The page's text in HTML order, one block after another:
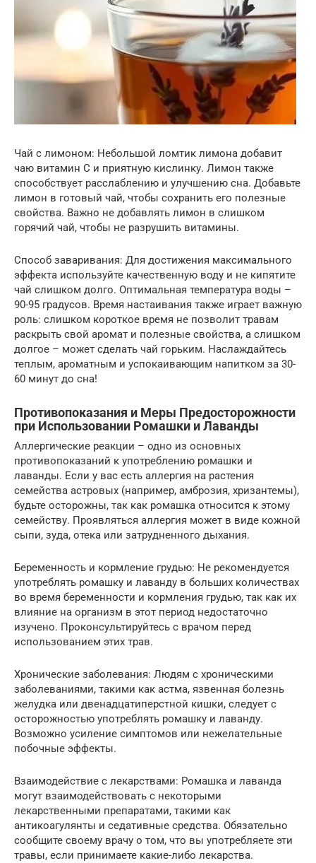
Чай с лимоном: Небольшой ломтик лимона добавит
чаю витамин C и приятную кислинку. Лимон также
способствует расслаблению и улучшению сна. Добавьте
лимон в готовый чай, чтобы сохранить его полезные
свойства. Важно не добавлять лимон в слишком
горячий чай, чтобы не разрушить витамины.
Способ заваривания: Для достижения максимального
эффекта используйте качественную воду и не кипятите
чай слишком долго. Оптимальная температура воды –
90-95 градусов. Время настаивания также играет важную
роль: слишком короткое время не позволит травам
раскрыть свой аромат и полезные свойства, а слишком
долгое – может сделать чай горьким. Наслаждайтесь
теплым, ароматным и успокаивающим напитком за 30-
60 минут до сна!
Противопоказания и Меры Предосторожности
при Использовании Ромашки и Лаванды
Аллергические реакции – одно из основных
противопоказаний к употреблению ромашки и
лаванды. Если у вас есть аллергия на растения
семейства астровых (например, амброзия, хризантемы),
будьте осторожны, так как ромашка относится к этому
семейству. Проявляться аллергия может в виде кожной
сыпи, зуда, отека или затрудненного дыхания.
Беременность и кормление грудью: Не рекомендуется
употреблять ромашку и лаванду в больших количествах
во время беременности и кормления грудью, так как их
влияние на организм в этот период недостаточно
изучено. Проконсультируйтесь с врачом перед
использованием этих трав.
Хронические заболевания: Людям с хроническими
заболеваниями, такими как астма, язвенная болезнь
желудка или двенадцатиперстной кишки, следует с
осторожностью употреблять ромашку и лаванду.
Возможно усиление симптомов или нежелательные
побочные эффекты.
Взаимодействие с лекарствами: Ромашка и лаванда
могут взаимодействовать с некоторыми
лекарственными препаратами, такими как
антикоагулянты и седативные средства. Обязательно
сообщите своему врачу о том, что вы употребляете эти
травы, если принимаете какие-либо лекарства.